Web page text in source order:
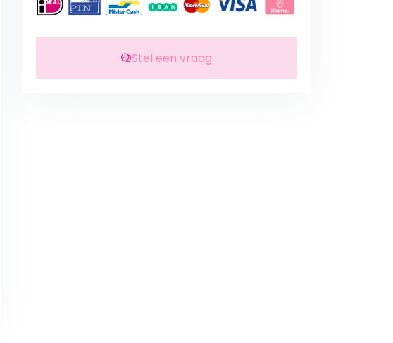
Stel een vraag